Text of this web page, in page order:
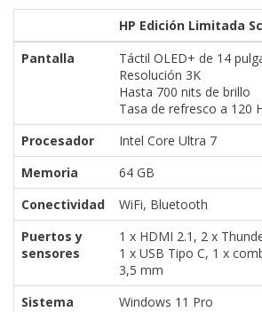
HP Edición Limitada
Pantalla
Táctil OLED+ de 14
Resolución 3K
Hasta 700 nits de brillo
Tasa de refresco a 120
Procesador
Intel Core Ultra 7
Memoria
64 GB
Conectividad
WiFi, Bluetooth
Puertos y
sensores
1 x HDMI 2.1, 2 x
1 x USB Tipo C, 1 x
3,5 mm
Sistema
Windows 11 Pro